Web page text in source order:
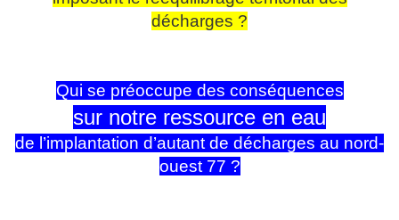
décharges ?
Qui se préoccupe des conséquences
sur notre ressource en eau
de l’implantation d’autant de décharges au nord-
ouest 77 ?